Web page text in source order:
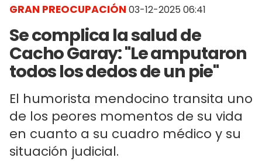
GRAN PREOCUPACIÓN 03-12-2025 06:41
Se complica la salud de
Cacho Garay: "Le amputaron
todos los dedos de un pie"
El humorista mendocino transita uno
de los peores momentos de su vida
en cuanto a su cuadro médico y su
situación judicial.